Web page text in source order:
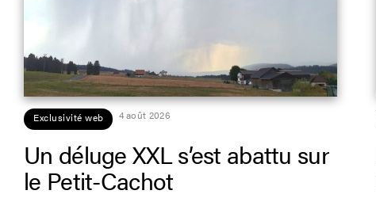
Exclusivité web 4 août 2026
Un déluge XXL s’est abattu sur
le Petit-Cachot